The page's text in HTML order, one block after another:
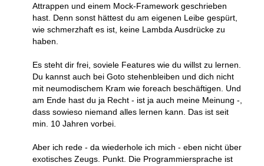
Attrappen und einem Mock-Framework geschrieben
hast. Denn sonst hättest du am eigenen Leibe gespürt,
wie schmerzhaft es ist, keine Lambda Ausdrücke zu
haben.
Es steht dir frei, soviele Features wie du willst zu lernen.
Du kannst auch bei Goto stehenbleiben und dich nicht
mit neumodischem Kram wie foreach beschäftigen. Und
am Ende hast du ja Recht - ist ja auch meine Meinung -,
dass sowieso niemand alles lernen kann. Das ist seit
min. 10 Jahren vorbei.
Aber ich rede - da wiederhole ich mich - eben nicht über
exotisches Zeugs. Punkt. Die Programmiersprache ist